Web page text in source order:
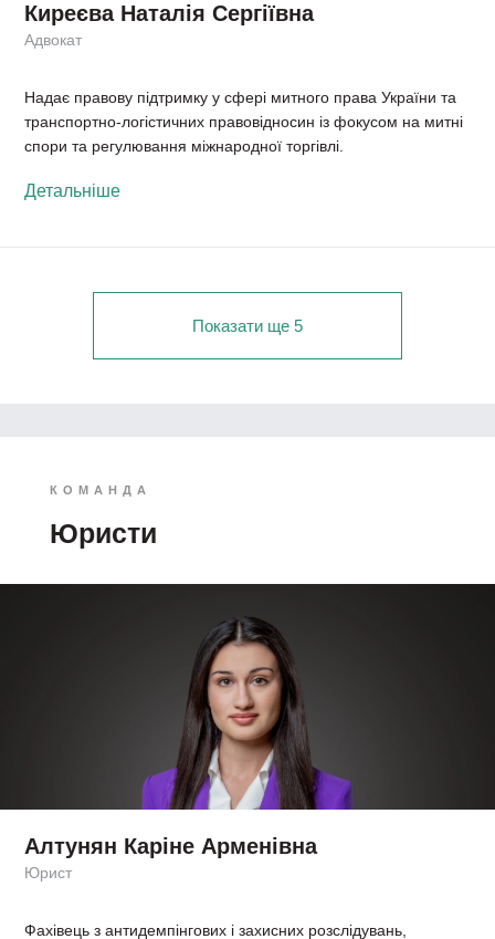
Киреєва Наталія Сергіївна
Адвокат
Надає правову підтримку у сфері митного права України та
транспортно-логістичних правовідносин із фокусом на митні
спори та регулювання міжнародної торгівлі.
Детальніше
Показати ще 5
КОМАНДА
Юристи
Алтунян Каріне Арменівна
Юрист
Фахівець з антидемпінгових і захисних розслідувань,